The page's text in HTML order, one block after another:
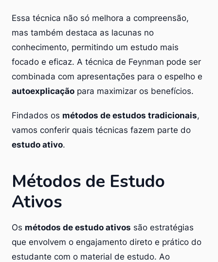
Essa técnica não só melhora a compreensão,
mas também destaca as lacunas no
conhecimento, permitindo um estudo mais
focado e eficaz. A técnica de Feynman pode ser
combinada com apresentações para o espelho e
autoexplicação para maximizar os benefícios.
Findados os métodos de estudos tradicionais,
vamos conferir quais técnicas fazem parte do
estudo ativo.
Métodos de Estudo
Ativos
Os métodos de estudo ativos são estratégias
que envolvem o engajamento direto e prático do
estudante com o material de estudo. Ao